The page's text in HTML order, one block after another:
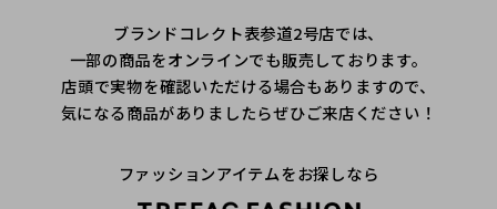
ブランドコレクト表参道2号店では、
一部の商品をオンラインでも販売しております。
店頭で実物を確認いただける場合もありますので、
気になる商品がありましたらぜひご来店ください！
ファッションアイテムをお探しなら